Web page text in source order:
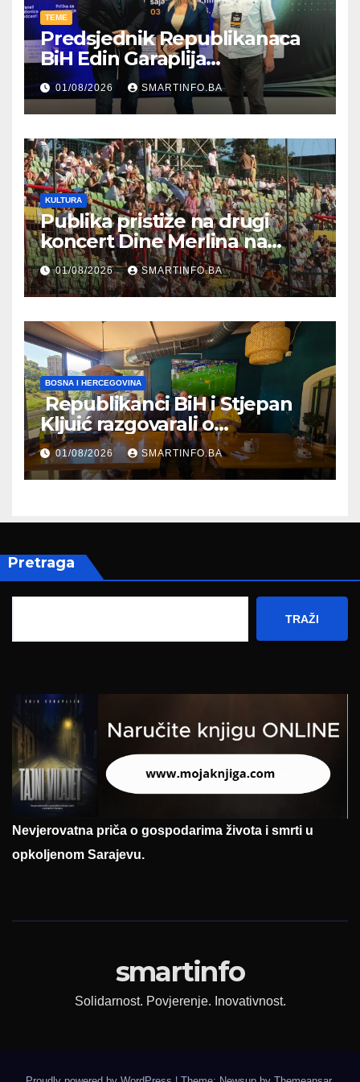
TEME
Predsjednik Republikanaca
BiH Edin Garaplija
prisustvovao prezentaciji
Federalnog sajma
zapošljavanja
01/08/2026 SMARTINFO.BA
KULTURA
Publika pristiže na drugi
koncert Dine Merlina na
Koševu
01/08/2026 SMARTINFO.BA
BOSNA I HERCEGOVINA
Republikanci BiH i Stjepan
Kljuić razgovarali o
evropskom putu Bosne i
Hercegovine
01/08/2026 SMARTINFO.BA
Pretraga
TRAŽI
Nevjerovatna priča o gospodarima života i smrti u
opkoljenom Sarajevu.
smartinfo
Solidarnost. Povjerenje. Inovativnost.